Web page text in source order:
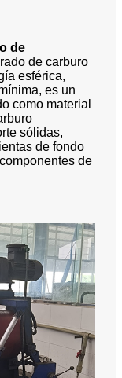
de
de carburo
esférica,
es un
como material
sólidas,
de fondo
de